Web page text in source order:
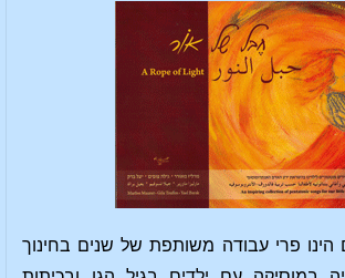
הינו פרי עבודה משותפת של שנים בחינוך